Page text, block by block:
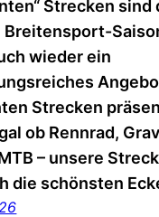
Strecken sind
Breitensport-
wieder ein
Strecken
ob Rennrad,
– unsere
die schönsten